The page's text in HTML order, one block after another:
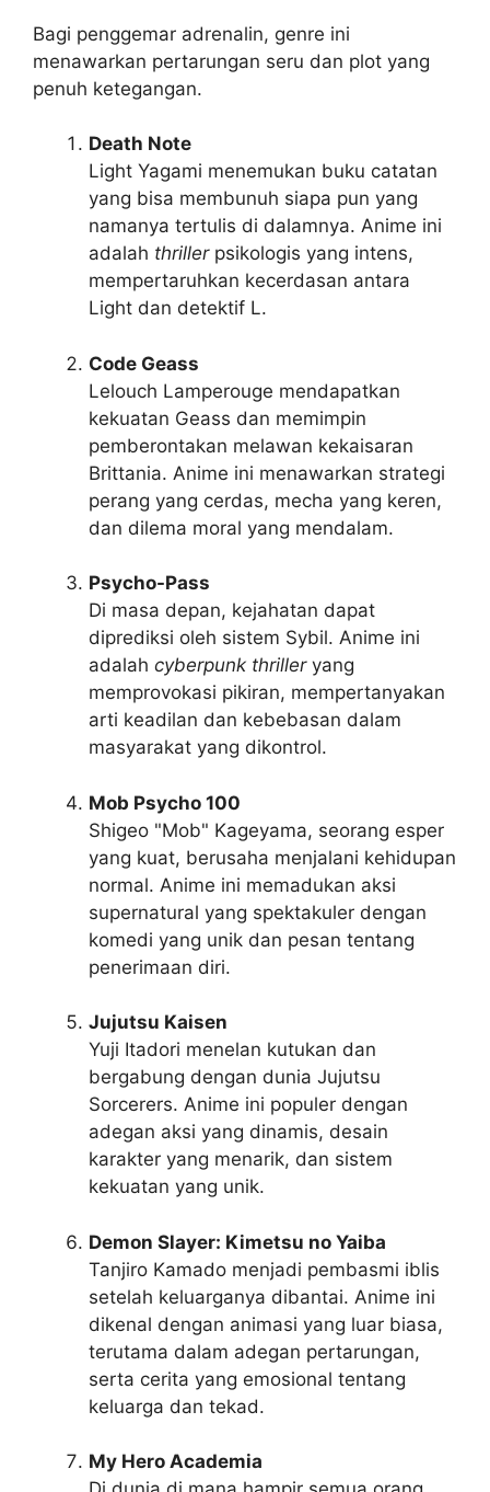
Bagi penggemar adrenalin, genre ini
menawarkan pertarungan seru dan plot yang
penuh ketegangan.
Death Note
Light Yagami menemukan buku catatan
yang bisa membunuh siapa pun yang
namanya tertulis di dalamnya. Anime ini
adalah thrillerpsikologis yang intens,
mempertaruhkan kecerdasan antara
Light dan detektif L.
Code Geass
Lelouch Lamperouge mendapatkan
kekuatan Geass dan memimpin
pemberontakan melawan kekaisaran
Brittania. Anime ini menawarkan strategi
perang yang cerdas, mecha yang keren,
dan dilema moral yang mendalam.
Psycho-Pass
Di masa depan, kejahatan dapat
diprediksi oleh sistem Sybil. Anime ini
adalah cyberpunk thrilleryang
memprovokasi pikiran, mempertanyakan
arti keadilan dan kebebasan dalam
masyarakat yang dikontrol.
Mob Psycho 100
Shigeo "Mob" Kageyama, seorang esper
yang kuat, berusaha menjalani kehidupan
normal. Anime ini memadukan aksi
supernatural yang spektakuler dengan
komedi yang unik dan pesan tentang
penerimaan diri.
Jujutsu Kaisen
Yuji Itadori menelan kutukan dan
bergabung dengan dunia Jujutsu
Sorcerers. Anime ini populer dengan
adegan aksi yang dinamis, desain
karakter yang menarik, dan sistem
kekuatan yang unik.
Demon Slayer: Kimetsu no Yaiba
Tanjiro Kamado menjadi pembasmi iblis
setelah keluarganya dibantai. Anime ini
dikenal dengan animasi yang luar biasa,
terutama dalam adegan pertarungan,
serta cerita yang emosional tentang
keluarga dan tekad.
My Hero Academia